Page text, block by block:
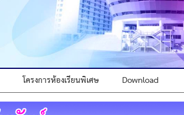
โครงการห้องเรียนพิเศษ Download